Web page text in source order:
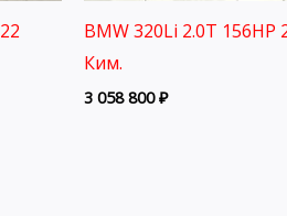
BMW 320Li 2.0T 156HP
Ким.
3 058 800₽